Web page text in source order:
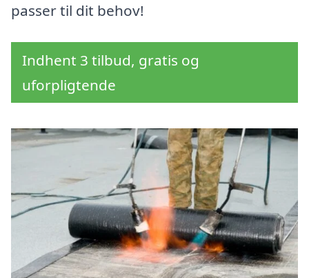
passer til dit behov!
Indhent 3 tilbud, gratis og
uforpligtende